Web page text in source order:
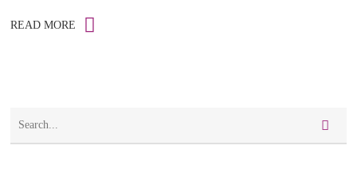
READ MORE